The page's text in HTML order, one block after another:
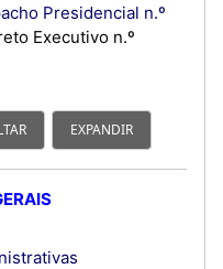
Presidencial n.º
Executivo n.º
EXPANDIR